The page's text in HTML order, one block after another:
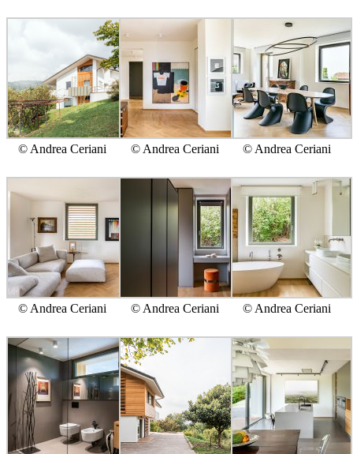
© Andrea Ceriani © Andrea Ceriani © Andrea Ceriani
© Andrea Ceriani © Andrea Ceriani © Andrea Ceriani